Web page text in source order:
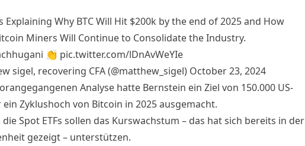
Explaining Why BTC Will Hit $200k by the end of 2025 and How
Miners Will Continue to Consolidate the Industry.
👏 pic.twitter.com/lDnAvWeYIe
sigel, recovering CFA (@matthew_sigel) October 23, 2024
Analyse hatte Bernstein ein Ziel von 150.000 US-
Zyklushoch von Bitcoin in 2025 ausgemacht.
Spot ETFs sollen das Kurswachstum – das hat sich bereits in der
gezeigt – unterstützen.